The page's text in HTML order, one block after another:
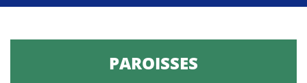
PAROISSES